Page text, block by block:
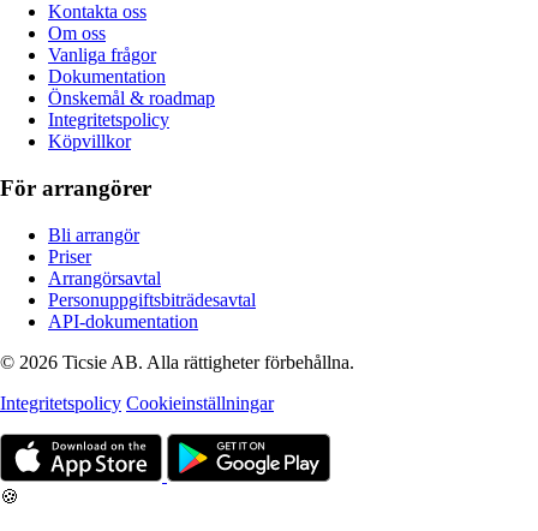
Kontakta oss
Om oss
Vanliga frågor
Dokumentation
Önskemål & roadmap
Integritetspolicy
Köpvillkor
För arrangörer
Bli arrangör
Priser
Arrangörsavtal
Personuppgiftsbiträdesavtal
API-dokumentation
© 2026 Ticsie AB. Alla rättigheter förbehållna.
Integritetspolicy Cookieinställningar
🍪